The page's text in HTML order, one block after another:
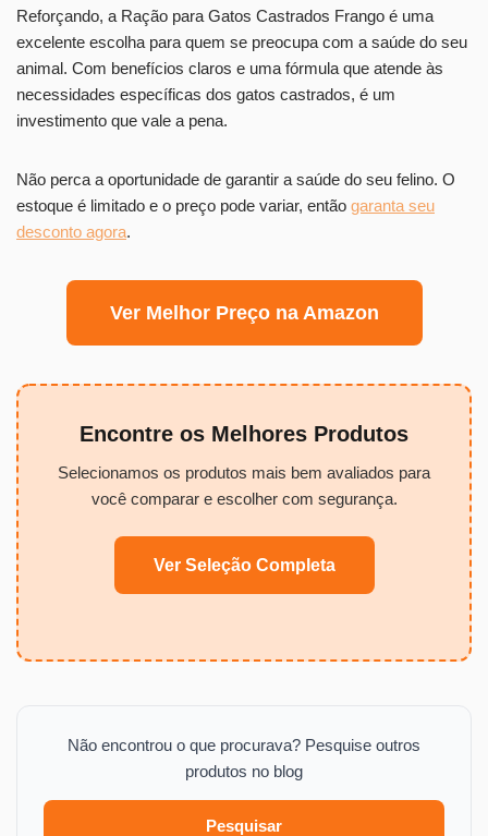
Reforçando, a Ração para Gatos Castrados Frango é uma
excelente escolha para quem se preocupa com a saúde do seu
animal. Com benefícios claros e uma fórmula que atende às
necessidades específicas dos gatos castrados, é um
investimento que vale a pena.
Não perca a oportunidade de garantir a saúde do seu felino. O
estoque é limitado e o preço pode variar, então garanta seu
desconto agora.
Ver Melhor Preço na Amazon
Encontre os Melhores Produtos
Selecionamos os produtos mais bem avaliados para
você comparar e escolher com segurança.
Ver Seleção Completa
Não encontrou o que procurava? Pesquise outros
produtos no blog
Pesquisar